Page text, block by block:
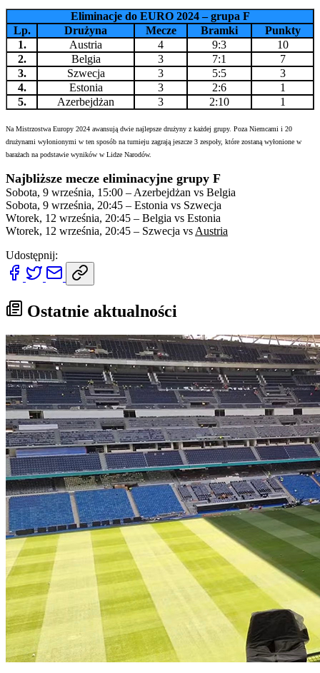
Eliminacje do EURO 2024 – grupa F
Lp.
Drużyna Mecze Bramki
Punkty
1.
Austria 4 9:3
10
2.
Belgia 3 7:1
7
3.
Szwecja 3 5:5
3
4.
Estonia 3 2:6
1
5.
Azerbejdżan 3 2:10 1
Na Mistrzostwa Europy 2024 awansują dwie najlepsze drużyny z każdej grupy. Poza Niemcami i 20
drużynami wyłonionymi w ten sposób na turnieju zagrają jeszcze 3 zespoły, które zostaną wyłonione w
barażach na podstawie wyników w Lidze Narodów.
Najbliższe mecze eliminacyjne grupy F
Sobota, 9 września, 15:00 – Azerbejdżan vs Belgia
Sobota, 9 września, 20:45 – Estonia vs Szwecja
Wtorek, 12 września, 20:45 – Belgia vs Estonia
Wtorek, 12 września, 20:45 – Szwecja vs Austria
Udostępnij:
Ostatnie aktualności